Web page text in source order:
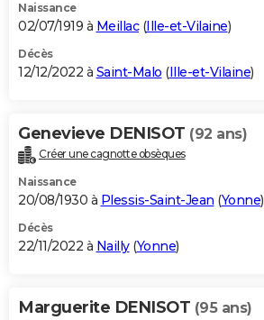
Naissance
02/07/1919 à Meillac(Ille-et-Vilaine)
Décès
12/12/2022 à Saint-Malo (Ille-et-Vilaine)
Genevieve DENISOT (92 ans)
Créer une cagnotte obsèques
Naissance
20/08/1930 à Plessis-Saint-Jean (Yonne)
Décès
22/11/2022 à Nailly(Yonne)
Marguerite DENISOT (95 ans)